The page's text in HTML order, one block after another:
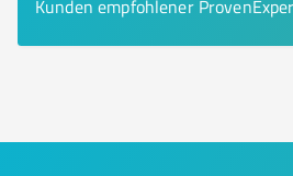
Kunden empfohlener